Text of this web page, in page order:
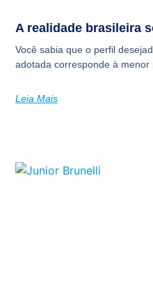
A realidade brasileira
Você sabia que o perfil
adotada corresponde à
Leia Mais